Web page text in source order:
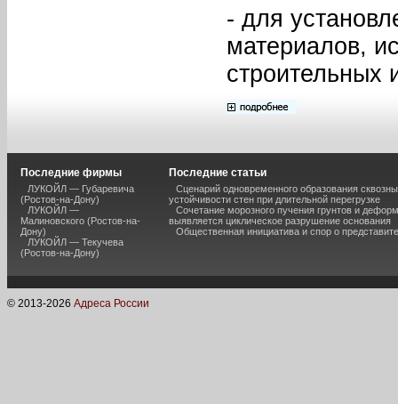
- для
материалов,
строительных
Последние фирмы
ЛУКОЙЛ — Губаревича
(Ростов-на-Дону)
ЛУКОЙЛ —
Малиновского (Ростов-на-
Дону)
ЛУКОЙЛ — Текучева
(Ростов-на-Дону)
Последние статьи
Сценарий одновременного образования
устойчивости стен при длительной перегрузке
Сочетание морозного пучения грунтов и
выявляется циклическое разрушение основания
Общественная инициатива и спор о
© 2013-2026 Адреса России